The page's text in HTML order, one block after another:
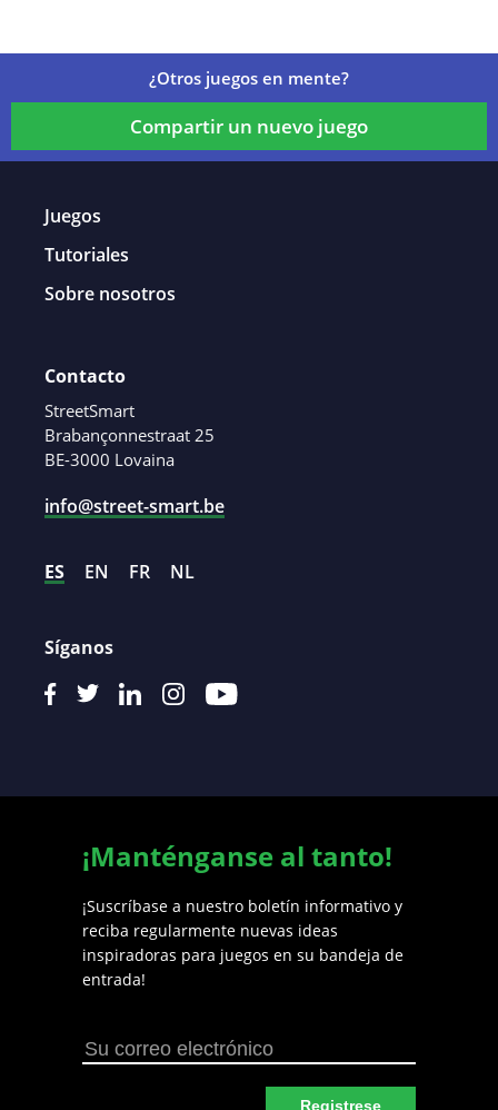
¿Otros juegos en mente?
Compartir un nuevo juego
Juegos
Tutoriales
Sobre nosotros
Contacto
StreetSmart
Brabançonnestraat 25
BE-3000 Lovaina
info@street-smart.be
ES EN FR NL
Síganos
¡Manténganse al tanto!
¡Suscríbase a nuestro boletín informativo y
reciba regularmente nuevas ideas
inspiradoras para juegos en su bandeja de
entrada!
Registrese